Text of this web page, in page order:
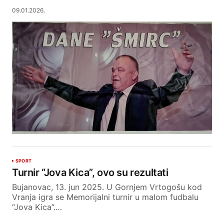
09.01.2026.
SPORT
Turnir “Jova Kica”, ovo su rezultati
Bujanovac, 13. jun 2025. U Gornjem Vrtogošu kod
Vranja igra se Memorijalni turnir u malom fudbalu
“Jova Kica”.…